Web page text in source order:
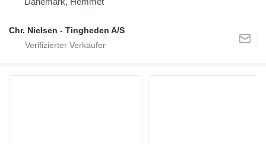
Chr. Nielsen - Tingheden A/S